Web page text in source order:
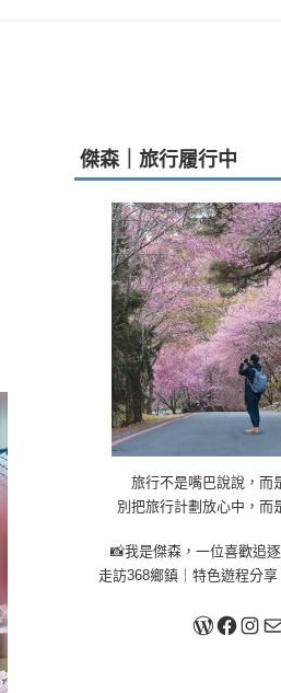
傑森｜旅行履行中
旅行不是嘴巴說說，而
別把旅行計劃放心中，而
📸我是傑森，一位喜歡追
走訪368鄉鎮｜特色遊程分
關於我